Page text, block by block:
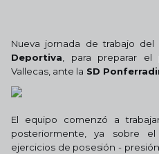
Nueva jornada de trabajo
Deportiva , para preparar
Vallecas, ante la SD
El equipo comenzó a
posteriormente, ya sobre el
ejercicios de posesión -